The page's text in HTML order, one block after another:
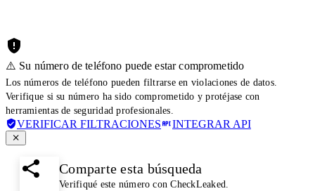
⚠️ Su número de teléfono puede estar comprometido
Los números de teléfono pueden filtrarse en violaciones de datos.
Verifique si su número ha sido comprometido y protéjase con
herramientas de seguridad profesionales.
VERIFICAR FILTRACIONES INTEGRAR API
Comparte esta búsqueda
Verifiqué este número con CheckLeaked.